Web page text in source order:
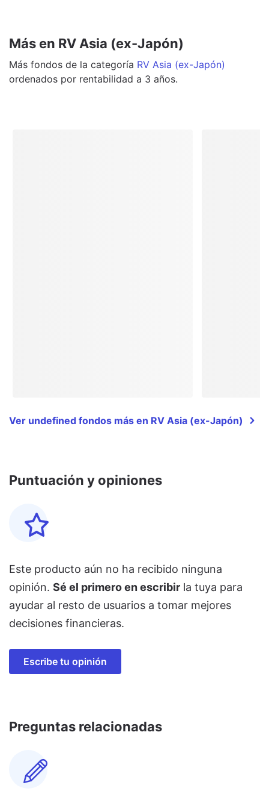
Más en RV Asia (ex-Japón)
Más fondos de la categoría RV Asia (ex-Japón)
ordenados por rentabilidad a 3 años.
Ver undefined fondos más en RV Asia (ex-Japón)
Puntuación y opiniones
Este producto aún no ha recibido ninguna
opinión. Sé el primero en escribir la tuya para
ayudar al resto de usuarios a tomar mejores
decisiones financieras.
Escribe tu opinión
Preguntas relacionadas